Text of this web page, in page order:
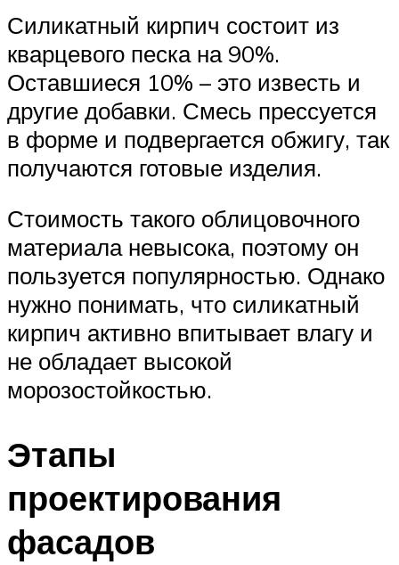
Силикатный кирпич состоит из
кварцевого песка на 90%.
Оставшиеся 10% – это известь и
другие добавки. Смесь прессуется
в форме и подвергается обжигу, так
получаются готовые изделия.
Стоимость такого облицовочного
материала невысока, поэтому он
пользуется популярностью. Однако
нужно понимать, что силикатный
кирпич активно впитывает влагу и
не обладает высокой
морозостойкостью.
Этапы
проектирования
фасадов